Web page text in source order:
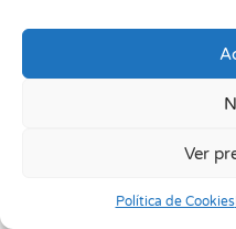
Ver
Política de Cookies
+ 300
+ 30.000